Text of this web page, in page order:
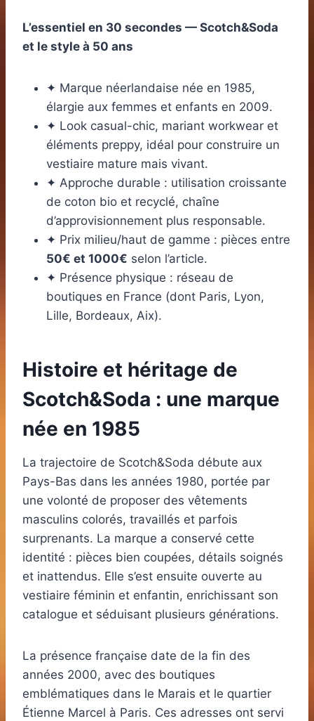
L’essentiel en 30 secondes — Scotch&Soda
et le style à 50 ans
✦ Marque néerlandaise née en 1985,
élargie aux femmes et enfants en 2009.
✦ Look casual-chic, mariant workwear et
éléments preppy, idéal pour construire un
vestiaire mature mais vivant.
✦ Approche durable : utilisation croissante
de coton bio et recyclé, chaîne
d’approvisionnement plus responsable.
✦ Prix milieu/haut de gamme : pièces entre
50€ et 1000€ selon l’article.
✦ Présence physique : réseau de
boutiques en France (dont Paris, Lyon,
Lille, Bordeaux, Aix).
Histoire et héritage de
Scotch&Soda : une marque
née en 1985
La trajectoire de Scotch&Soda débute aux
Pays-Bas dans les années 1980, portée par
une volonté de proposer des vêtements
masculins colorés, travaillés et parfois
surprenants. La marque a conservé cette
identité : pièces bien coupées, détails soignés
et inattendus. Elle s’est ensuite ouverte au
vestiaire féminin et enfantin, enrichissant son
catalogue et séduisant plusieurs générations.
La présence française date de la fin des
années 2000, avec des boutiques
emblématiques dans le Marais et le quartier
Étienne Marcel à Paris. Ces adresses ont servi